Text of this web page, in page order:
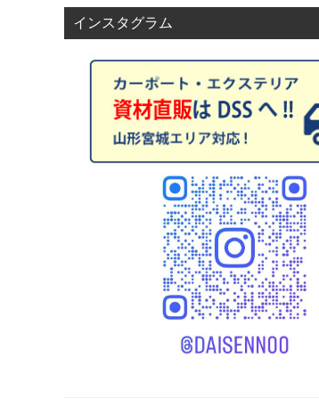
インスタグラム